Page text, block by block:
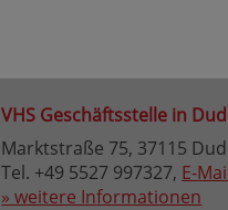
VHS Geschäftsstelle in
Marktstraße 75, 37115
Tel. +49 5527 997327, E-
» weitere Informationen